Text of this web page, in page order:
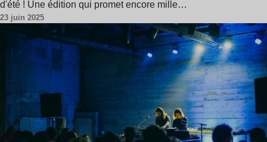
d'été ! Une édition qui promet encore mille…
23 juin 2025